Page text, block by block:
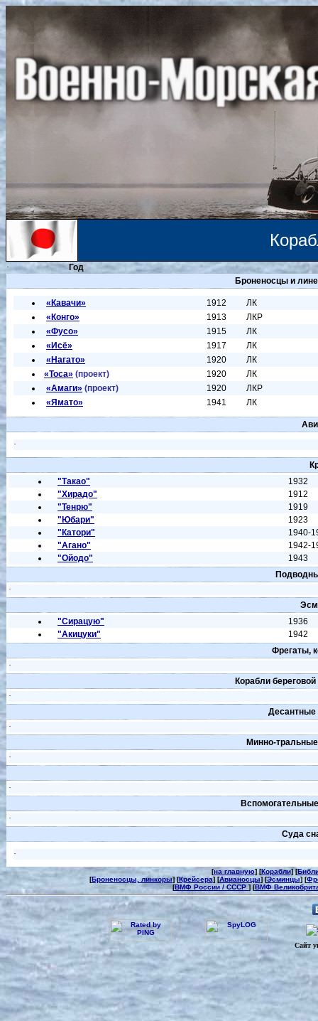
·
Год
Броненосцы и
«Кавачи» 1912
ЛК
«Конго»
1913
ЛКР
«Фусо»
1915
ЛК
«Исё»
1917
ЛК
«Нагато»
1920
ЛК
«Тоса» (проект) 1920
ЛК
«Амаги» (проект) 1920
ЛКР
«Ямато»
1941 ЛК
·
"Такао"
1932
"Хирадо"
1912
"Тенрю"
1919
"Юбари"
1923
"Катори"
1940-
"Агано"
1942-
"Ойодо"
1943
·
"Сирацую"
1936
"Акицуки"
1942
Фрегаты,
·
Корабли
·
Десантные
·
Минно-
·
·
·
Суда
·
[на главную] [Корабли] [
[Броненосцы, линкоры] [Крейсера] [Авианосцы] [Эсминцы] [
[ВМФ России / СССР ] [ВМФ
Сайт